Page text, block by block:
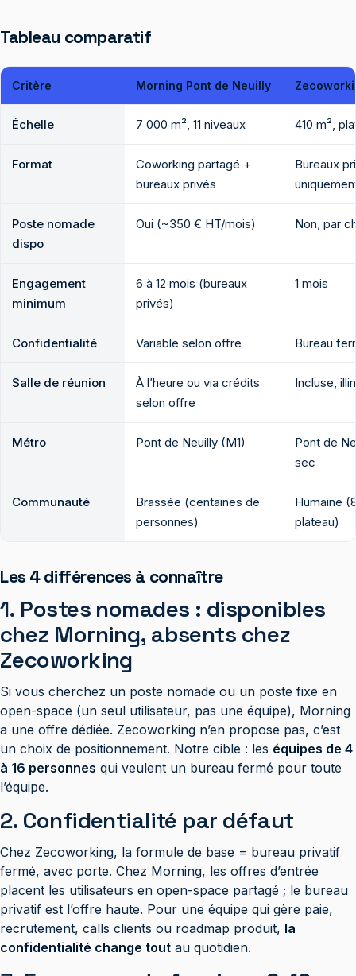
Tableau comparatif
Critère Morning Pont de Neuilly
Échelle 7 000 m², 11 niveaux 410 m²,
Format
Coworking partagé +
bureaux privés
Bureaux
Poste nomade
dispo
Oui (~350 € HT/mois) Non, par
Engagement
minimum
6 à 12 mois (bureaux
privés)
1 mois
Confidentialité Variable selon offre Bureau
Salle de réunion
À l’heure ou via crédits
selon offre
Incluse,
Métro Pont de Neuilly (M1)
Pont de
sec
Communauté
Brassée (centaines de
personnes)
Humaine
plateau)
Les 4 différences à connaître
1. Postes nomades : disponibles
chez Morning, absents chez
Zecoworking
Si vous cherchez un poste nomade ou un poste fixe en
open-space (un seul utilisateur, pas une équipe), Morning
a une offre dédiée. Zecoworking n’en propose pas, c’est
un choix de positionnement. Notre cible : les équipes de 4
à 16 personnes qui veulent un bureau fermé pour toute
l’équipe.
2. Confidentialité par défaut
Chez Zecoworking, la formule de base = bureau privatif
fermé, avec porte. Chez Morning, les offres d’entrée
placent les utilisateurs en open-space partagé ; le bureau
privatif est l’offre haute. Pour une équipe qui gère paie,
recrutement, calls clients ou roadmap produit, la
confidentialité change tout au quotidien.